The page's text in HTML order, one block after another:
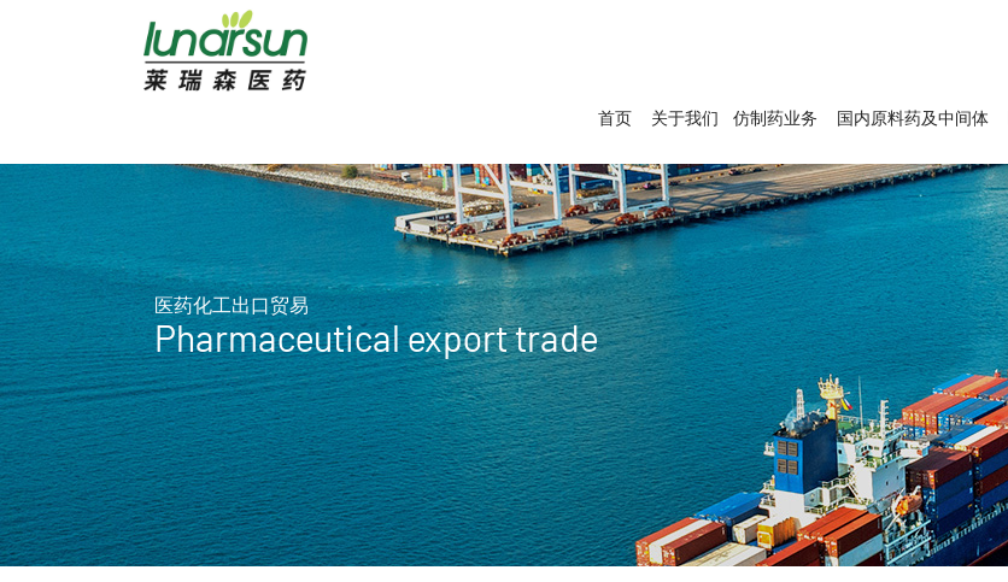
首页 关于我们 仿制药业务 国内原料药及中间体
医药化工出口贸易
Pharmaceutical export trade